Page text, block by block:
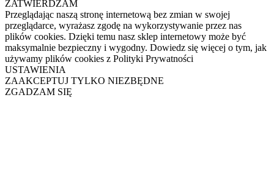
ZATWIERDZAM
Przeglądając naszą stronę internetową bez zmian w swojej
przeglądarce, wyrażasz zgodę na wykorzystywanie przez nas
plików cookies. Dzięki temu nasz sklep internetowy może być
maksymalnie bezpieczny i wygodny. Dowiedz się więcej o tym, jak
używamy plików cookies z Polityki Prywatności
USTAWIENIA
ZAAKCEPTUJ TYLKO NIEZBĘDNE
ZGADZAM SIĘ